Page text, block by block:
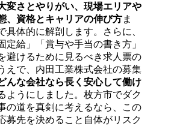
変さとやりがい、現場エリアや
、資格とキャリアの伸び方ま
具体的に解剖します。さらに、
定給」「賞与や手当の書き方」
避けるために見るべき求人票の
えで、内田工業株式会社の募集
んな会社なら長く安心して働け
ようにしました。枚方市でダク
の道を真剣に考えるなら、この
募先を決めること自体がリスク